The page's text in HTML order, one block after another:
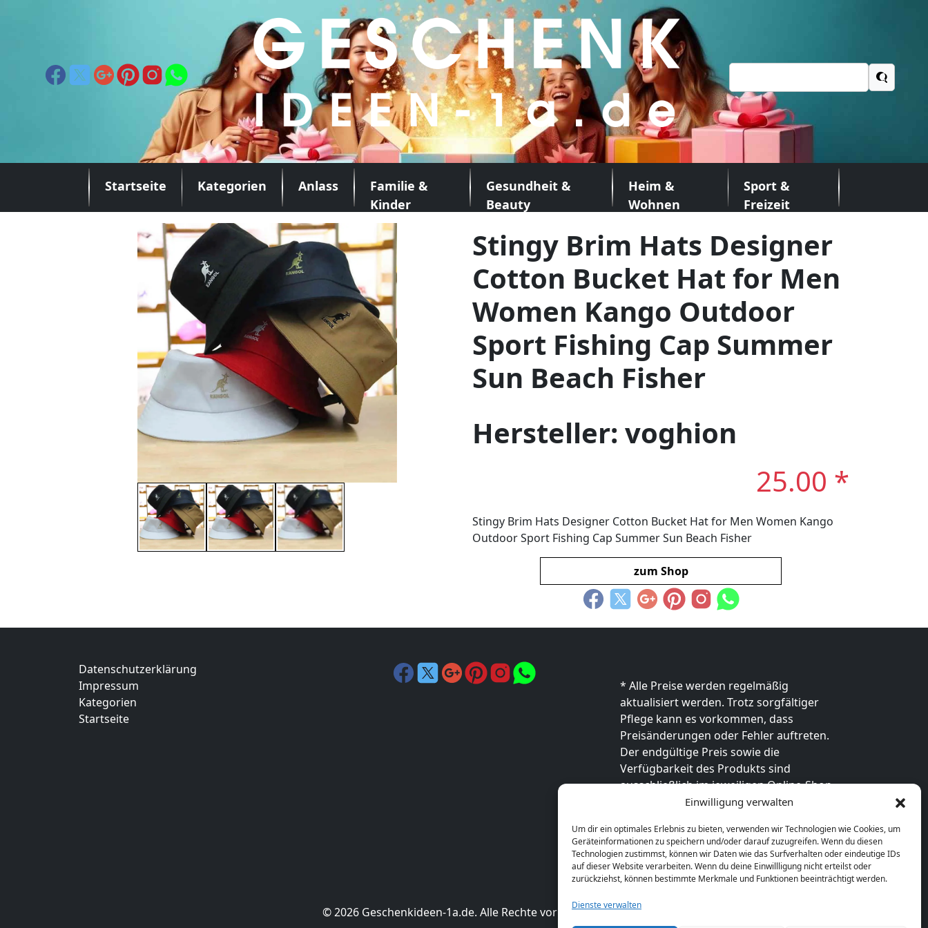
Einwilligung verwalten
Um dir ein optimales Erlebnis zu bieten, verwenden wir Technologien wie Cookies, um
Geräteinformationen zu speichern und/oder darauf zuzugreifen. Wenn du diesen
Technologien zustimmst, können wir Daten wie das Surfverhalten oder eindeutige IDs
auf dieser Website verarbeiten. Wenn du deine Einwillligung nicht erteilst oder
zurückziehst, können bestimmte Merkmale und Funktionen beeinträchtigt werden.
Dienste verwalten
nach:
Startseite Kategorien Anlass
Familie &
Kinder
Gesundheit &
Beauty
Heim &
Wohnen
Sport &
Freizeit
Stingy Brim Hats Designer
Cotton Bucket Hat for Men
Women Kango Outdoor
Sport Fishing Cap Summer
Sun Beach Fisher
Hersteller: voghion
25.00 *
Stingy Brim Hats Designer Cotton Bucket Hat for Men Women Kango
Outdoor Sport Fishing Cap Summer Sun Beach Fisher
zum Shop
Datenschutzerklärung
Impressum
Kategorien
Startseite
* Alle Preise werden regelmäßig
aktualisiert werden. Trotz sorgfältiger
Pflege kann es vorkommen, dass
Preisänderungen oder Fehler auftreten.
Der endgültige Preis sowie die
Verfügbarkeit des Produkts sind
ausschließlich im jeweiligen Online-Shop
des Anbieters verbindlich. Bitte
beim Händler.
© 2026 Geschenkideen-1a.de. Alle Rechte vorbehalten.